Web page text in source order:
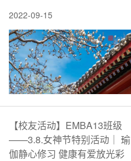
2022-09-15
【校友活动】EMBA13班级
——3.8.女神节特别活动｜ 瑜
伽静心修习 健康有爱放光彩